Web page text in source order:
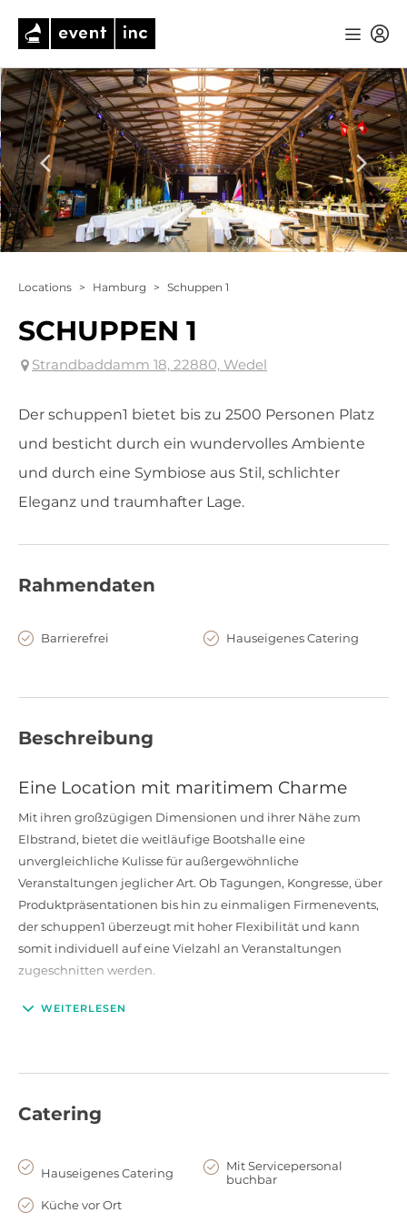
Locations > Hamburg > Schuppen 1
SCHUPPEN 1
Strandbaddamm 18, 22880, Wedel
Der schuppen1 bietet bis zu 2500 Personen Platz
und besticht durch ein wundervolles Ambiente
und durch eine Symbiose aus Stil, schlichter
Eleganz und traumhafter Lage.
Rahmendaten
Barrierefrei Hauseigenes Catering
Beschreibung
Eine Location mit maritimem Charme
Mit ihren großzügigen Dimensionen und ihrer Nähe zum
Elbstrand, bietet die weitläufige Bootshalle eine
unvergleichliche Kulisse für außergewöhnliche
Veranstaltungen jeglicher Art. Ob Tagungen, Kongresse, über
Produktpräsentationen bis hin zu einmaligen Firmenevents,
der schuppen1 überzeugt mit hoher Flexibilität und kann
somit individuell auf eine Vielzahl an Veranstaltungen
zugeschnitten werden.
Ausstattung und Service
Tageslicht getaucht. Die schönen Holzbalken sorgen derweil
besonderes Highlight ist zudem der eigene Zugang zum
angrenzenden Elbstrand.
Gern steht Ihnen das professionelle und erfahrene Team der
WEITERLESEN
Catering
Hauseigenes Catering
Mit Servicepersonal
buchbar
Küche vor Ort